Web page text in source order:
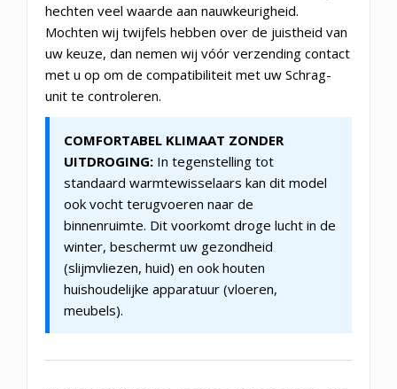
hechten veel waarde aan nauwkeurigheid.
Mochten wij twijfels hebben over de juistheid van
uw keuze, dan nemen wij vóór verzending contact
met u op om de compatibiliteit met uw Schrag-
unit te controleren.
COMFORTABEL KLIMAAT ZONDER
UITDROGING: In tegenstelling tot
standaard warmtewisselaars kan dit model
ook vocht terugvoeren naar de
binnenruimte. Dit voorkomt droge lucht in de
winter, beschermt uw gezondheid
(slijmvliezen, huid) en ook houten
huishoudelijke apparatuur (vloeren,
meubels).